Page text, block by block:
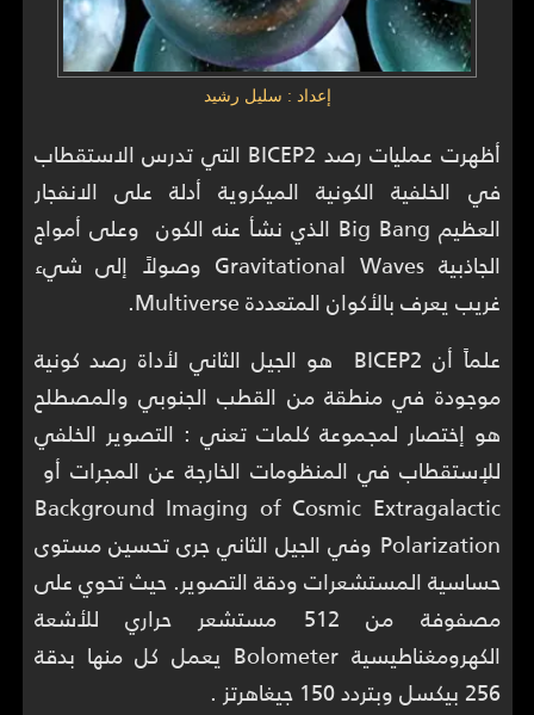
إعداد : سليل رشيد
أظهرت عمليات رصد BICEP2 التي تدرس الاستقطاب
في الخلفية الكونية الميكروية أدلة على الانفجار
العظيم Big Bang الذي نشأ عنه الكون وعلى أمواج
الجاذبية Gravitational Waves وصولاً إلى شيء
غريب يعرف بالأكوان المتعددة Multiverse.
علماً أن BICEP2 هو الجيل الثاني لأداة رصد كونية
موجودة في منطقة من القطب الجنوبي والمصطلح
هو إختصار لمجموعة كلمات تعني : التصوير الخلفي
للإستقطاب في المنظومات الخارجة عن المجرات أو
Background Imaging of Cosmic Extragalactic
Polarization وفي الجيل الثاني جرى تحسين مستوى
حساسية المستشعرات ودقة التصوير. حيث تحوي على
مصفوفة من 512 مستشعر حراري للأشعة
الكهرومغناطيسية Bolometer يعمل كل منها بدقة
256 بيكسل وبتردد 150 جيغاهرتز .